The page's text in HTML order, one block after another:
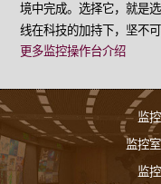
境中完成。选择它，就是
线在科技的加持下，坚不可
更多监控操作台介绍
监
监控
监